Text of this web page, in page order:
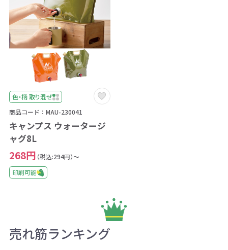
色・柄 取り混ぜ
商品コード：MAU-230041
キャンプス ウォータージ
ャグ8L
268円 （税込:294円）～
印刷可能
売れ筋ランキング